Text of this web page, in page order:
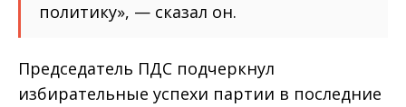
политику», — сказал он.
Председатель ПДС подчеркнул
избирательные успехи партии в последние